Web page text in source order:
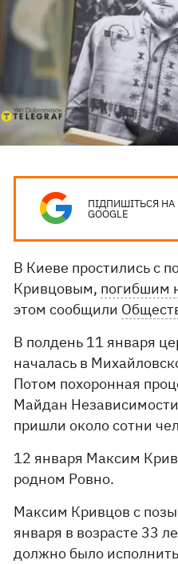
ПІДПИШІТЬСЯ НА
GOOGLE
В Киеве простились с
Кривцовым, погибшим
этом сообщили
В полдень 11 января
началась в
Потом похоронная
Майдан
пришли около сотни
12 января Максим
родном Ровно.
Максим Кривцов с
января в возрасте 33
должно было